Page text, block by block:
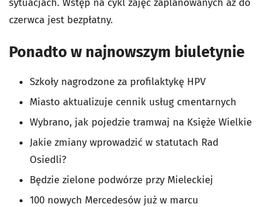
czerwca jest bezpłatny.
Ponadto w najnowszym biuletynie
Szkoły nagrodzone za profilaktykę HPV
Miasto aktualizuje cennik usług cmentarnych
Wybrano, jak pojedzie tramwaj na Księże Wielkie
Jakie zmiany wprowadzić w statutach Rad
Osiedli?
Będzie zielone podwórze przy Mieleckiej
100 nowych Mercedesów już w marcu